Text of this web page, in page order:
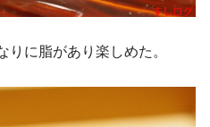
に脂があり楽しめた。